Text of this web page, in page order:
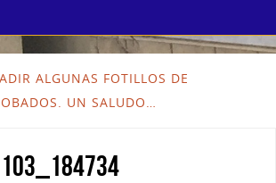
ALGUNAS FOTILLOS DE
UN SALUDO…